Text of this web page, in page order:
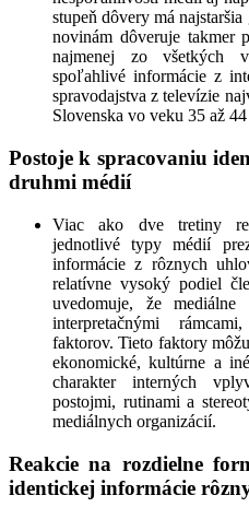
stupeň dôvery má
novinám dôveruje takmer
najmenej zo všetkých
spoľahlivé informácie z
spravodajstva z televízie
Slovenska vo veku 35 až
Postoje k spracovaniu
druhmi médií
Viac ako dve tretiny
jednotlivé typy médií
informácie z rôznych
relatívne vysoký podiel
uvedomuje, že
interpretačnými
faktorov. Tieto faktory
ekonomické, kultúrne a
charakter interných
postojmi, rutinami a
mediálnych organizácií.
Reakcie na rozdielne
identickej informácie